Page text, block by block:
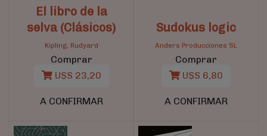
El libro de la
selva (Clásicos)
Kipling, Rudyard
Comprar
U$S 23,20
A CONFIRMAR
Sudokus logic
Anders Producciones SL
Comprar
U$S 6,80
A CONFIRMAR